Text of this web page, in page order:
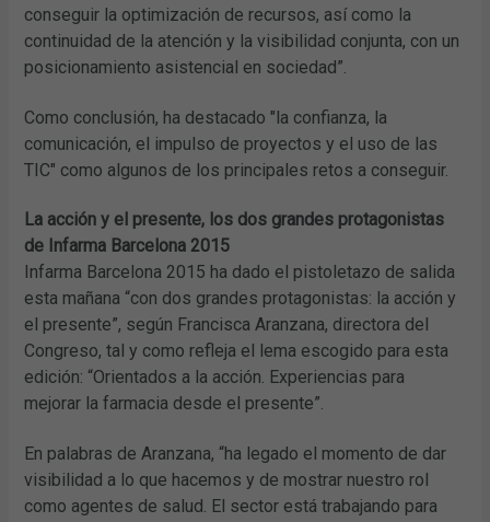
conseguir la optimización de recursos, así como la
continuidad de la atención y la visibilidad conjunta, con un
posicionamiento asistencial en sociedad”.
Como conclusión, ha destacado "la confianza, la
comunicación, el impulso de proyectos y el uso de las
TIC" como algunos de los principales retos a conseguir.
La acción y el presente, los dos grandes protagonistas
de Infarma Barcelona 2015
Infarma Barcelona 2015 ha dado el pistoletazo de salida
esta mañana “con dos grandes protagonistas: la acción y
el presente”, según Francisca Aranzana, directora del
Congreso, tal y como refleja el lema escogido para esta
edición: “Orientados a la acción. Experiencias para
mejorar la farmacia desde el presente”.
En palabras de Aranzana, “ha legado el momento de dar
visibilidad a lo que hacemos y de mostrar nuestro rol
como agentes de salud. El sector está trabajando para